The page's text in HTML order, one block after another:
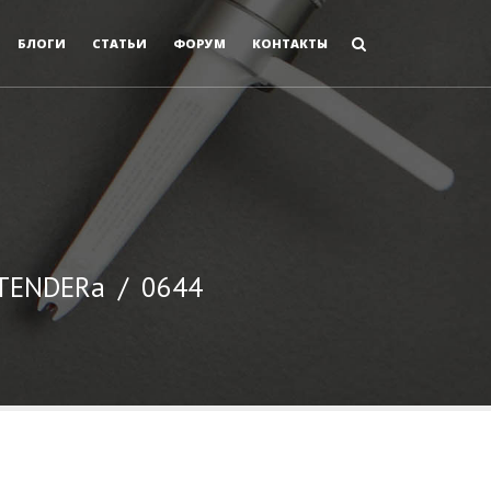
БЛОГИ СТАТЬИ ФОРУМ КОНТАКТЫ
/ 0644